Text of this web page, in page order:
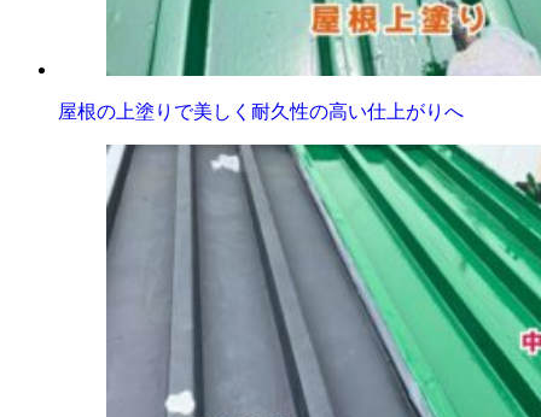
屋根の上塗りで美しく耐久性の高い仕上がりへ